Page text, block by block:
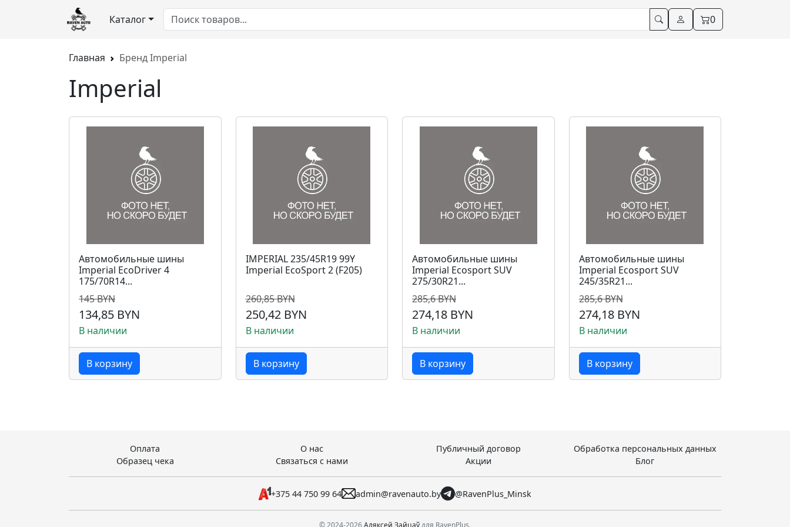
Каталог 0
Главная Бренд Imperial
Imperial
Автомобильные шины
Imperial EcoDriver 4
175/70R14...
145 BYN
134,85 BYN
В наличии
В корзину
IMPERIAL 235/45R19 99Y
Imperial EcoSport 2 (F205)
260,85 BYN
250,42 BYN
В наличии
В корзину
Автомобильные шины
Imperial Ecosport SUV
275/30R21...
285,6 BYN
274,18 BYN
В наличии
В корзину
Автомобильные шины
Imperial Ecosport SUV
245/35R21...
285,6 BYN
274,18 BYN
В наличии
В корзину
Оплата О нас Публичный договор
Обработка персональных данных
Образец чека
Связаться с нами Акции Блог
+375 44 750 99 64 admin@ravenauto.by @RavenPlus_Minsk
© 2024-2026Аляксей Зайцаў для RavenPlus.